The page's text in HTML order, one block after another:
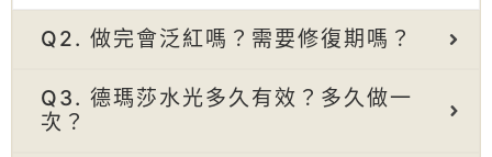
Q2. 做完會泛紅嗎？需要修復期嗎？
Q3. 德瑪莎水光多久有效？多久做一
次？